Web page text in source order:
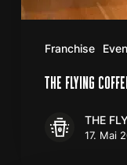
Franchise
the flying
THE
17. Mai